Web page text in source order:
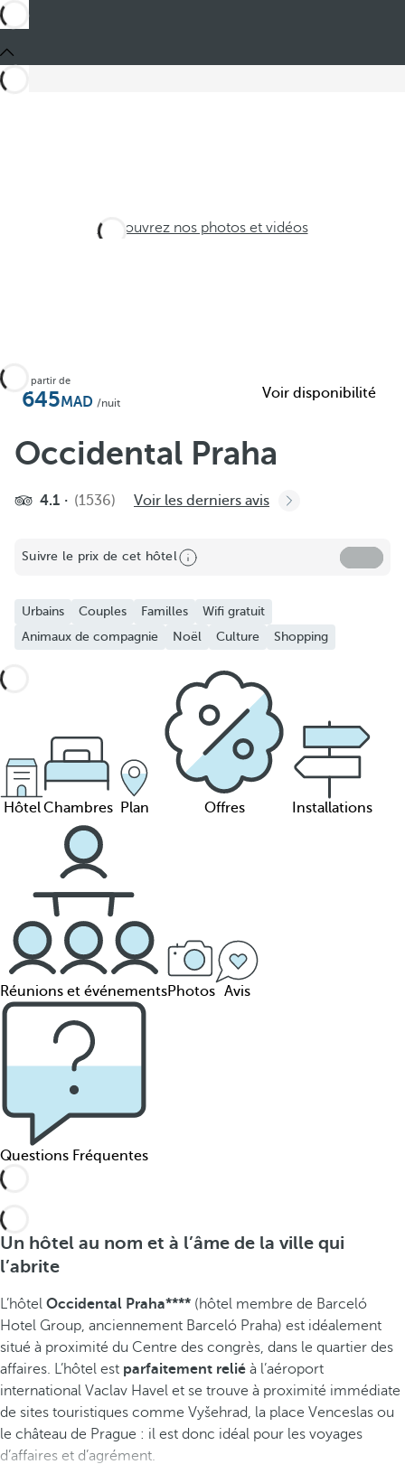
Découvrez nos photos et vidéos
À partir de
645 /nuit
Voir disponibilité
Occidental Praha
4.1 (1536) Voir les derniers avis
Suivre le prix de cet hôtel
Urbains Couples Familles
Wifi gratuit
Animaux de compagnie
Noël Culture Shopping
HôtelChambres Plan Offres Installations
Réunions et événementsPhotos Avis
Questions Fréquentes
Un hôtel au nom et à l’âme de la ville qui
l’abrite
L’hôtel Occidental Praha**** (hôtel membre de Barceló
Hotel Group, anciennement Barceló Praha) est idéalement
situé à proximité du Centre des congrès, dans le quartier des
affaires. L’hôtel est parfaitement relié à l’aéroport
international Vaclav Havel et se trouve à proximité immédiate
de sites touristiques comme Vyšehrad, la place Venceslas ou
le château de Prague : il est donc idéal pour les voyages
d’affaires et d’agrément.